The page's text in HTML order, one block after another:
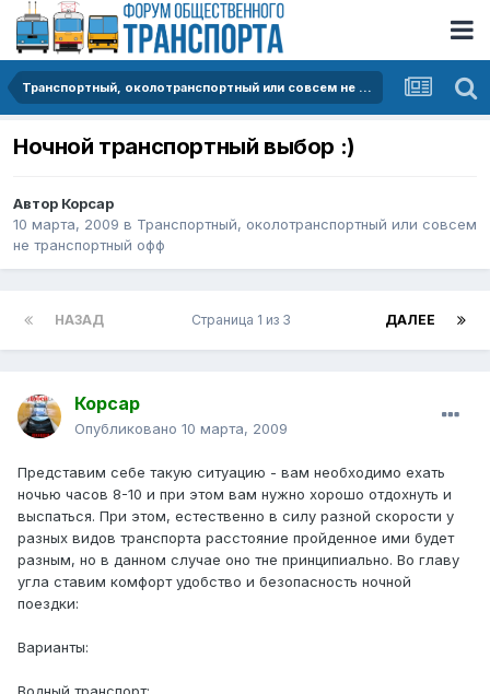
Транспортный, околотранспортный или совсем не транспортный офф
Ночной транспортный выбор :)
Автор Корсар
10 марта, 2009 в Транспортный, околотранспортный или совсем
не транспортный офф
НАЗАД ДАЛЕЕ
Страница 1 из 3
Корсар
Опубликовано 10 марта, 2009
Представим себе такую ситуацию - вам необходимо ехать
ночью часов 8-10 и при этом вам нужно хорошо отдохнуть и
выспаться. При этом, естественно в силу разной скорости у
разных видов транспорта расстояние пройденное ими будет
разным, но в данном случае оно тне принципиально. Во главу
угла ставим комфорт удобство и безопасность ночной
поездки:
Варианты: